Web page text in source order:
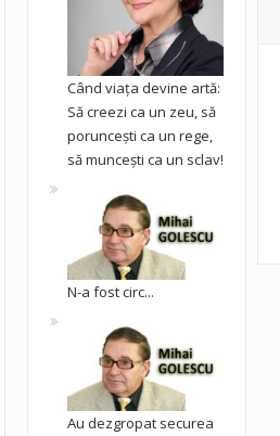
Când viața devine artă:
Să creezi ca un zeu, să
poruncești ca un rege,
să muncești ca un sclav!
N-a fost circ...
Au dezgropat securea